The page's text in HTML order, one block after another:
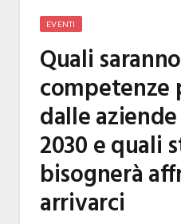
EVENTI
Quali
competenze
dalle
2030 e quali
bisognerà
arrivarci